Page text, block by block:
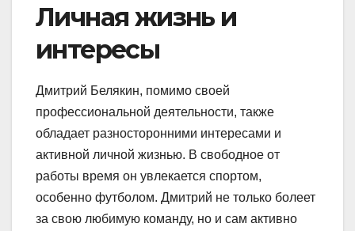
Личная жизнь и
интересы
Дмитрий Белякин, помимо своей
профессиональной деятельности, также
обладает разносторонними интересами и
активной личной жизнью. В свободное от
работы время он увлекается спортом,
особенно футболом. Дмитрий не только болеет
за свою любимую команду, но и сам активно